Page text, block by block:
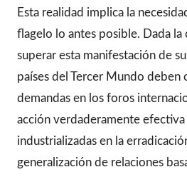
Esta realidad implica la
flagelo lo antes posible. Dada
superar esta manifestación de
países del Tercer Mundo deben
demandas en los foros
acción verdaderamente efectiva
industrializadas en la
generalización de relaciones